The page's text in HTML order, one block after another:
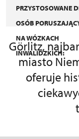
PRZYSTOSOWANE
OSÓB
NA WÓZKACH
INWALIDZKICH:
Görlitz,
miasto
oferuje